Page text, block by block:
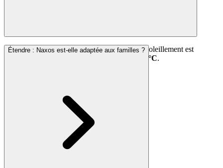
Entremai et septembre, lorsque le taux d’ensoleillement est
23°C.
Étendre : Naxos est-elle adaptée aux familles ?